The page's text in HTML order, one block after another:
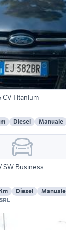
CV Titanium
Diesel Manuale
SW Business
Diesel Manuale